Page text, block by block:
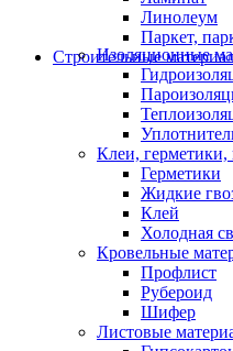
Линолеум
Паркет,
Строительные
Изоляционные
Клеи,
Герметики
Жидкие
Клей
Холодная
Кровельные
Профлист
Рубероид
Шифер
Листовые